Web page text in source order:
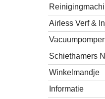
Airless Verf &
Schiethamers
Winkelmandje
Informatie